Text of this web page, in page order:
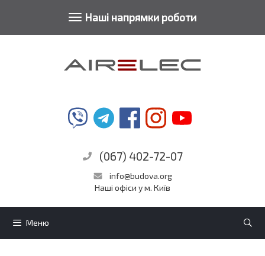
(067) 402-72-07
info@budova.org
Наші офіси у м. Київ
Меню
Наші напрямки роботиToggle